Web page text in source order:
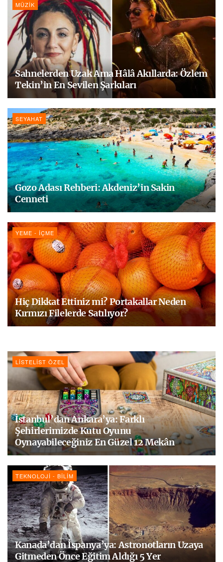
MÜZIK
Sahnelerden Uzak Ama Hâlâ Akıllarda: Özlem
Tekin’in En Sevilen Şarkıları
SEYAHAT
Gozo Adası Rehberi: Akdeniz’in Sakin
Cenneti
YEME - İÇME
Hiç Dikkat Ettiniz mi? Portakallar Neden
Kırmızı Filelerde Satılıyor?
LISTELIST ÖZEL
İstanbul’dan Ankara’ya: Farklı
Şehirlerimizde Kutu Oyunu
Oynayabileceğiniz En Güzel 12 Mekân
TEKNOLOJI - BILIM
Kanada’dan İspanya’ya: Astronotların Uzaya
Gitmeden Önce Eğitim Aldığı 5 Yer